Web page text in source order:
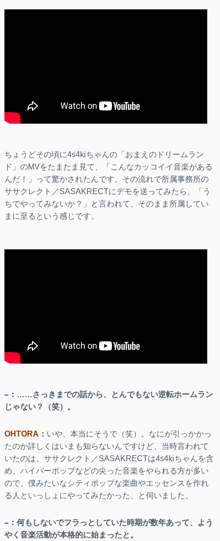
ちょうどその頃に4s4kiちゃんの「おまえのドリームラン
ド」のMVをたまたま見て、「こんなカッコイイ音楽がある
んだ！」って驚かされたんです。その流れで所属事務所の
ササクレクト／SASAKRECTにデモを送ってみたら、「う
ちでやってみないか？」と言われて、そのまま所属してい
まに至るという感じです。
–： ……さっきまでの話から、とんでもない逆転ホームラン
じゃない？（笑）。
OHTORA： いや、本当にそうで（笑）。なにが引っかかっ
たのか詳しくはいまも知らないんですけど、当時言われて
いたのは、ササクレクト／SASAKRECTは4s4kiちゃんを含
め、ハイパーポップなどの尖った音楽をやられる方が多い
ので、僕みたいなシティポップな楽曲やエッセンスを作れ
る人といっしょにやってみたかった、と伺いました。
–： 何もしないでフラっとしていた時期が数年あって、よう
やく音楽活動が本格的に始まったと。